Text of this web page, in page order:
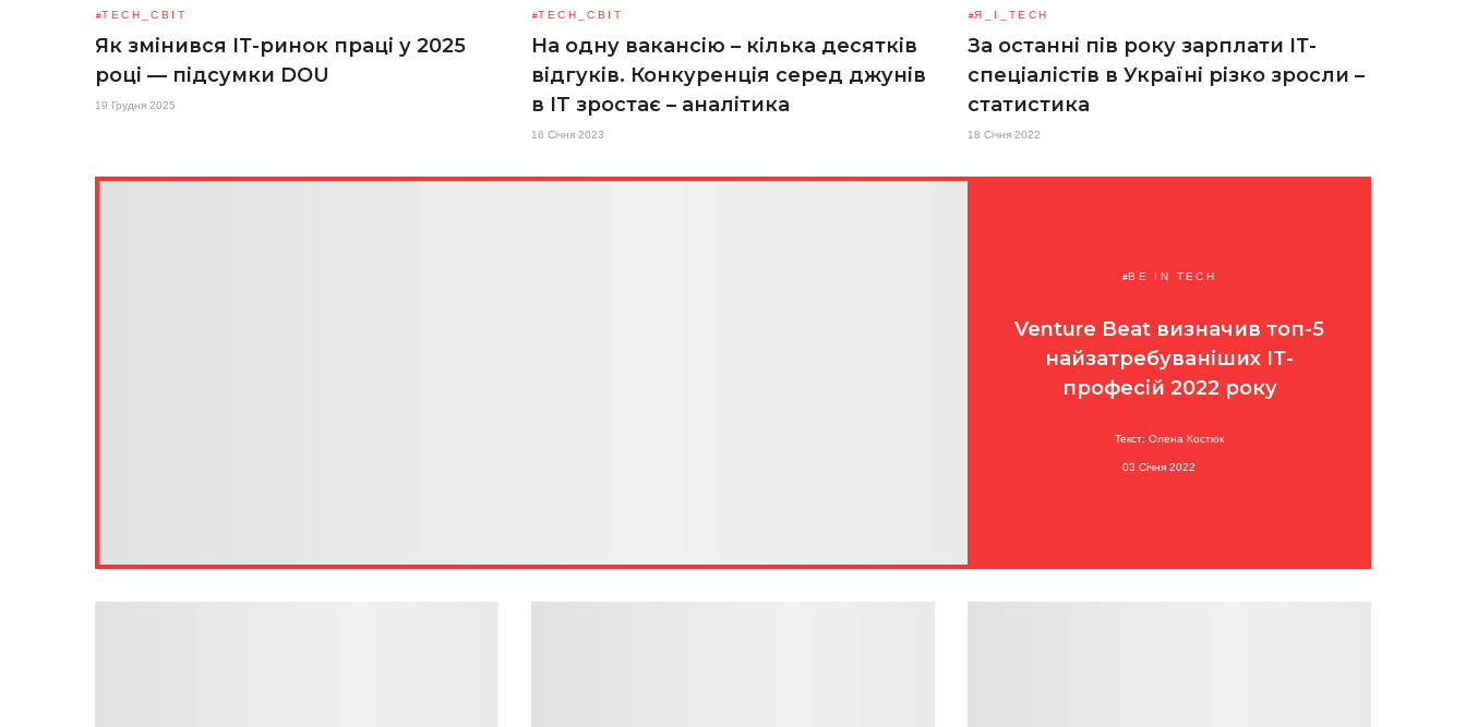
TECH_СВІТ
Як змінився ІТ-ринок праці у 2025
році — підсумки DOU
19 Грудня 2025
TECH_СВІТ
На одну вакансію – кілька десятків
відгуків. Конкуренція серед джунів
в IT зростає – аналітика
16 Січня 2023
Я_І_TECH
За останні пів року зарплати ІТ-
спеціалістів в Україні різко зросли –
статистика
18 Січня 2022
BE IN TECH
Venture Beat визначив топ-5
найзатребуваніших ІТ-
професій 2022 року
Текст: Олена Костюк
03 Січня 2022